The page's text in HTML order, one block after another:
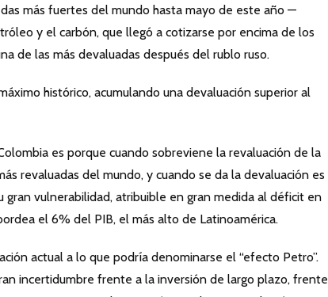
más fuertes del mundo hasta mayo de este año ­—
y el carbón, que llegó a cotizarse por encima de los
de las más devaluadas después del rublo ruso.
histórico, acumulando una devaluación superior al
es porque cuando sobreviene la revaluación de la
revaluadas del mundo, y cuando se da la devaluación es
vulnerabilidad, atribuible en gran medida al déficit en
el 6% del PIB, el más alto de Latinoamérica.
actual a lo que podría denominarse el “efecto Petro”.
incertidumbre frente a la inversión de largo plazo, frente